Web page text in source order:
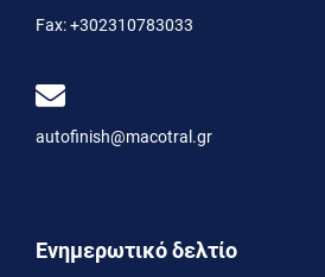
Fax:+302310783033
autofinish@macotral.gr
Ενημερωτικό δελτίο